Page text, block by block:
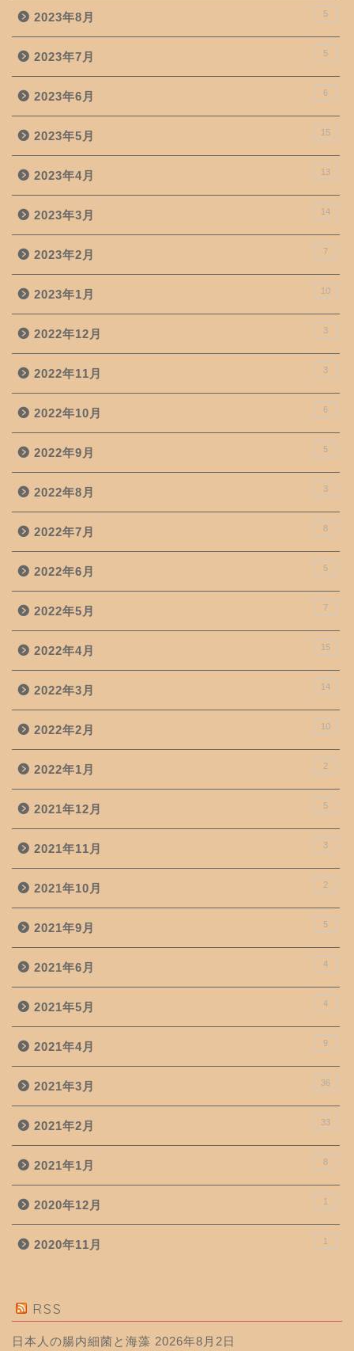
2023年8月 5
2023年7月 5
2023年6月 6
2023年5月 15
2023年4月 13
2023年3月 14
2023年2月 7
2023年1月 10
2022年12月 3
2022年11月 3
2022年10月 6
2022年9月 5
2022年8月 3
2022年7月 8
2022年6月 5
2022年5月 7
2022年4月 15
2022年3月 14
2022年2月 10
2022年1月 2
2021年12月 5
2021年11月 3
2021年10月 2
2021年9月 5
2021年6月 4
2021年5月 4
2021年4月 9
2021年3月 36
2021年2月 33
2021年1月 8
2020年12月 1
2020年11月 1
RSS
日本人の腸内細菌と海藻 2026年8月2日